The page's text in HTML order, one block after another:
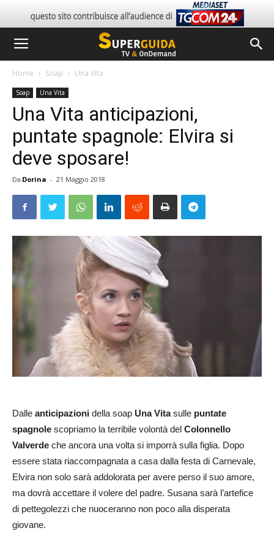
Home Soap Una Vita
Soap Una Vita
Una Vita anticipazioni,
puntate spagnole: Elvira si
deve sposare!
Da Dorina - 21 Maggio 2018
Dalle anticipazioni della soap Una Vitasulle puntate
spagnole scopriamo la terribile volontà del Colonnello
Valverde che ancora una volta si imporrà sulla figlia. Dopo
essere stata riaccompagnata a casa dalla festa di Carnevale,
Elvira non solo sarà addolorata per avere perso il suo amore,
ma dovrà accettare il volere del padre. Susana sarà l’artefice
di pettegolezzi che nuoceranno non poco alla disperata
giovane.